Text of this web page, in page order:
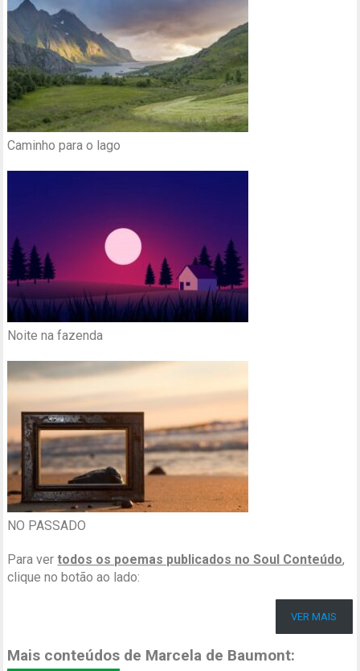
Caminho para o lago
Noite na fazenda
NO PASSADO
Para vertodos os poemas publicados no Soul Conteúdo,
clique no botão ao lado:
VER MAIS
Mais conteúdos de Marcela de Baumont: